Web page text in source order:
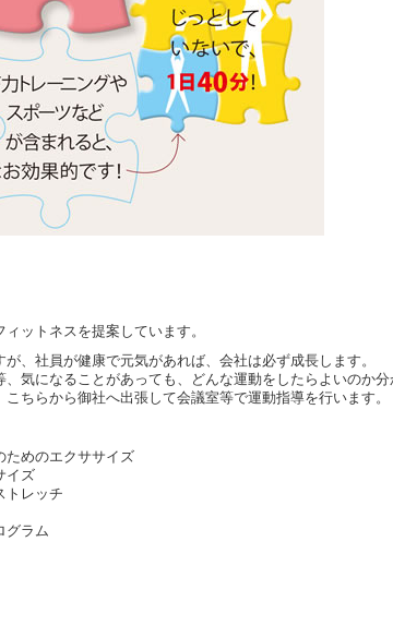
ットネスを提案しています。
、社員が健康で元気があれば、会社は必ず成長します。
気になることがあっても、どんな運動をしたらよいのか分
ちらから御社へ出張して会議室等で運動指導を行います。
ためのエクササイズ
イズ
トレッチ
グラム